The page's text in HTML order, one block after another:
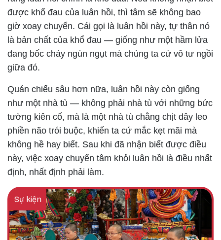
được khổ đau của luân hồi, thì tâm sẽ không bao
giờ xoay chuyển. Cái gọi là luân hồi này, tự thân nó
là bản chất của khổ đau — giống như một hầm lửa
đang bốc cháy ngùn ngụt mà chúng ta cứ vô tư ngồi
giữa đó.
Quán chiếu sâu hơn nữa, luân hồi này còn giống
như một nhà tù — không phải nhà tù với những bức
tường kiên cố, mà là một nhà tù chằng chịt dây leo
phiền não trói buộc, khiến ta cứ mắc kẹt mãi mà
không hề hay biết. Sau khi đã nhận biết được điều
này, việc xoay chuyển tâm khỏi luân hồi là điều nhất
định, nhất định phải làm.
Sự kiện